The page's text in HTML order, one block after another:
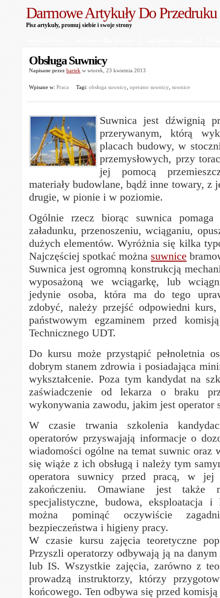
Darmowe Artykuły Do Przedruku
Pisz artykuły, promuj siebie i swoje strony
Obsługa Suwnicy
Napisane przez bartek w wtorek, 23 kwietnia 2013
Wpisane w: Praca Tagi: obsługa suwnicy operator suwnicy suwnice
Suwnica jest dźwignią
przerywanym, którą
placach budowy, w
przemysłowych, przy
jej pomocą
materiały budowlane, bądź inne towary, z
drugie, w pionie i w poziomie.
Ogólnie rzecz biorąc suwnica pomaga
załadunku, przenoszeniu, wciąganiu,
dużych elementów. Wyróżnia się kilka
Najczęściej spotkać można suwnice
Suwnica jest ogromną konstrukcją
wyposażoną we wciągarkę, lub
jedynie osoba, która ma do tego
zdobyć, należy przejść odpowiedni
państwowym egzaminem przed
Technicznego UDT.
Do kursu może przystąpić pełnoletnia
dobrym stanem zdrowia i posiadająca
wykształcenie. Poza tym kandydat na
zaświadczenie od lekarza o braku
wykonywania zawodu, jakim jest operator
W czasie trwania szkolenia
operatorów przyswajają informacje o
wiadomości ogólne na temat suwnic oraz
się wiąże z ich obsługą i należy tym
operatora suwnicy przed pracą, w
zakończeniu. Omawiane jest także
specjalistyczne, budowa, eksploatacja i
można pominąć oczywiście
bezpieczeństwa i higieny pracy.
W czasie kursu zajęcia teoretyczne
Przyszli operatorzy odbywają ją na
lub IS. Wszystkie zajęcia, zarówno z
prowadzą instruktorzy, którzy
końcowego. Ten odbywa się przed